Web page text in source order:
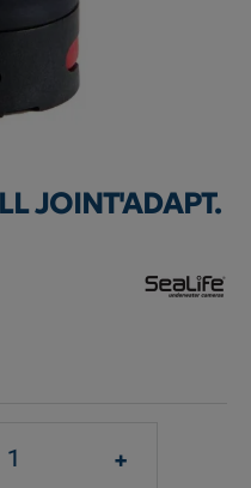
JOINT'ADAPT.
+